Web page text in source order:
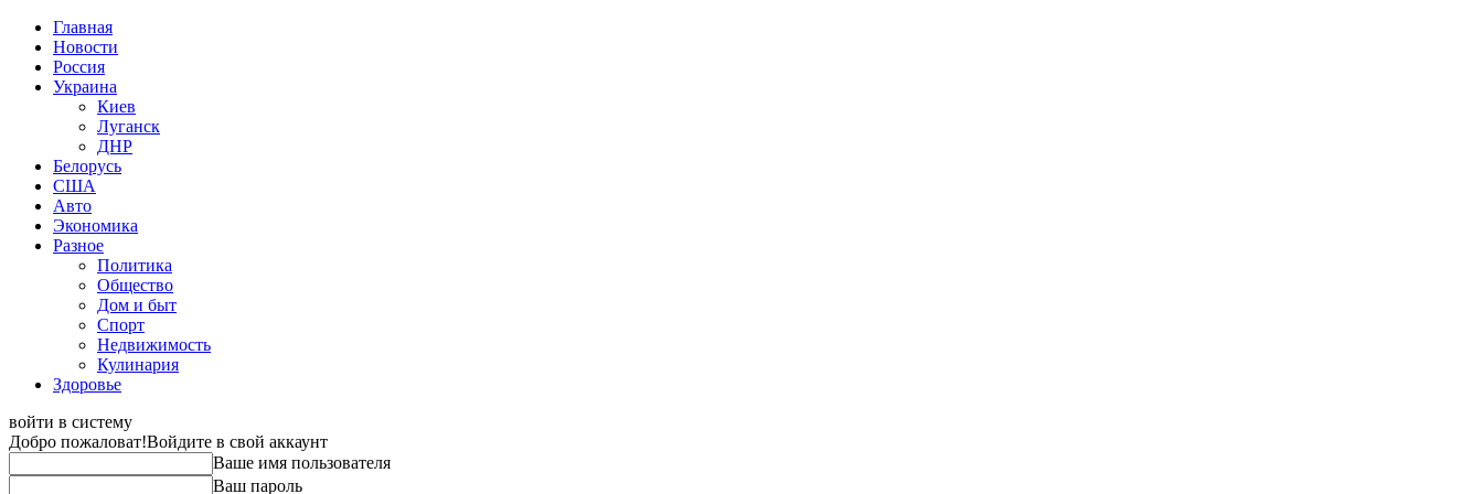
Главная
Новости
Россия
Украина
Киев
Луганск
ДНР
Белорусь
США
Авто
Экономика
Разное
Политика
Общество
Дом и быт
Спорт
Недвижимость
Кулинария
Здоровье
войти в систему
Добро пожаловат!Войдите в свой аккаунт
Ваше имя пользователя
Ваш пароль